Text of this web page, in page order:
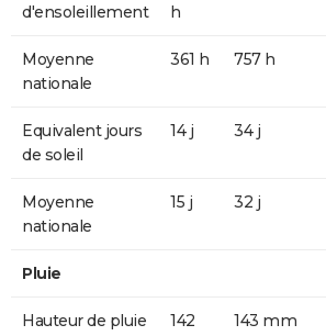
d'ensoleillement
h
Moyenne
nationale
361 h 757 h
Equivalent jours
de soleil
14 j 34 j
Moyenne
nationale
15 j 32 j
Pluie
Hauteur de pluie
142
143 mm